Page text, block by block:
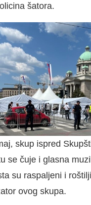
šatora.
skup ispred
se čuje i glasna
su raspaljeni i
ovog skupa.